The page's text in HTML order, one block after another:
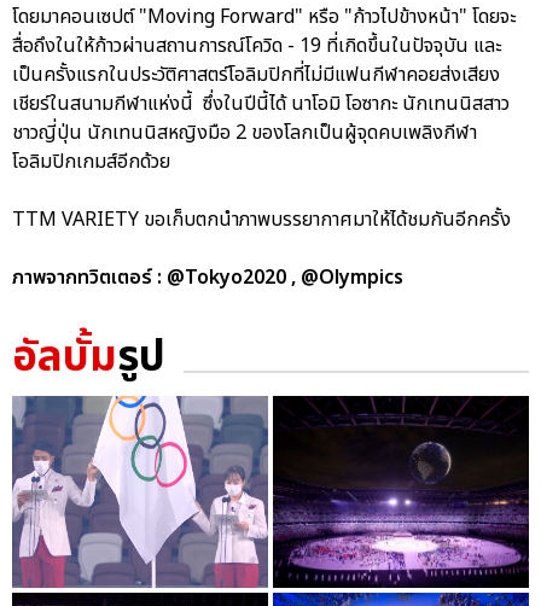
โดยมาคอนเซปต์ "Moving Forward" หรือ "ก้าวไปข้างหน้า" โดยจะ
สื่อถึงในให้ก้าวผ่านสถานการณ์โควิด - 19 ที่เกิดขึ้นในปัจจุบัน และ
เป็นครั้งแรกในประวัติศาสตร์โอลิมปิกที่ไม่มีแฟนกีฬาคอยส่งเสียง
เชียร์ในสนามกีฬาแห่งนี้ ซึ่งในปีนี้ได้ นาโอมิ โอซากะ นักเทนนิสสาว
ชาวญี่ปุ่น นักเทนนิสหญิงมือ 2 ของโลกเป็นผู้จุดคบเพลิงกีฬา
โอลิมปิกเกมส์อีกด้วย
TTM VARIETY ขอเก็บตกนำภาพบรรยากาศมาให้ได้ชมกันอีกครั้ง
ภาพจากทวิตเตอร์ : @Tokyo2020 , @Olympics
อัลบั้มรูป